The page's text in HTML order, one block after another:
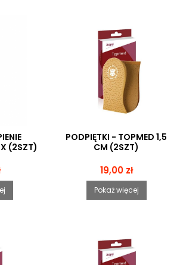
(2SZT)
PODPIĘTKI - TOPMED 1,5
CM (2SZT)
Cena
19,00 zł
Pokaż więcej